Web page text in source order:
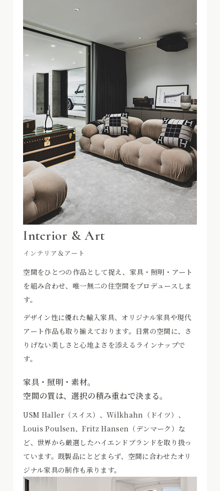
Interior & Art
インテリア＆アート
空間をひとつの作品として捉え、家具・照明・アート
を組み合わせ、唯一無二の住空間をプロデュースしま
す。
デザイン性に優れた輸入家具、オリジナル家具や現代
アート作品も取り揃えております。日常の空間に、さ
りげない美しさと心地よさを添えるラインナップで
す。
家具・照明・素材。
空間の質は、選択の積み重ねで決まる。
USM Haller（スイス）、Wilkhahn（ドイツ）、
Louis Poulsen、Fritz Hansen（デンマーク）な
ど、世界から厳選したハイエンドブランドを取り扱っ
ています。既製品にとどまらず、空間に合わせたオリ
ジナル家具の制作も承ります。